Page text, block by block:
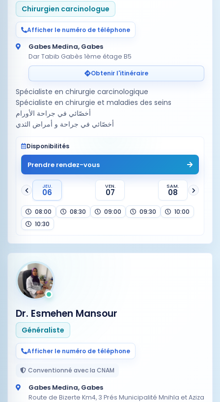
Chirurgien carcinologue
Afficher le numéro de téléphone
Gabes Medina, Gabes
Dar Tabib Gabès 1ème étage B5
Obtenir l'itinéraire
Spécialiste en chirurgie carcinologique
Spécialiste en chirurgie et maladies des seins
أخصّائي في جراحة الأورام
أخصّائي في جراحة و أمراض الثدي
Disponibilités
Prendre rendez-vous
JEU.
06
VEN.
07
SAM.
08
08:00 08:30 09:00 09:30
10:00
10:30
Dr. Esmehen Mansour
Généraliste
Afficher le numéro de téléphone
Conventionné avec la CNAM
Gabes Medina, Gabes
Route de Bizerte Km4, 3 Prés Municipalité Mnihla et Aziza